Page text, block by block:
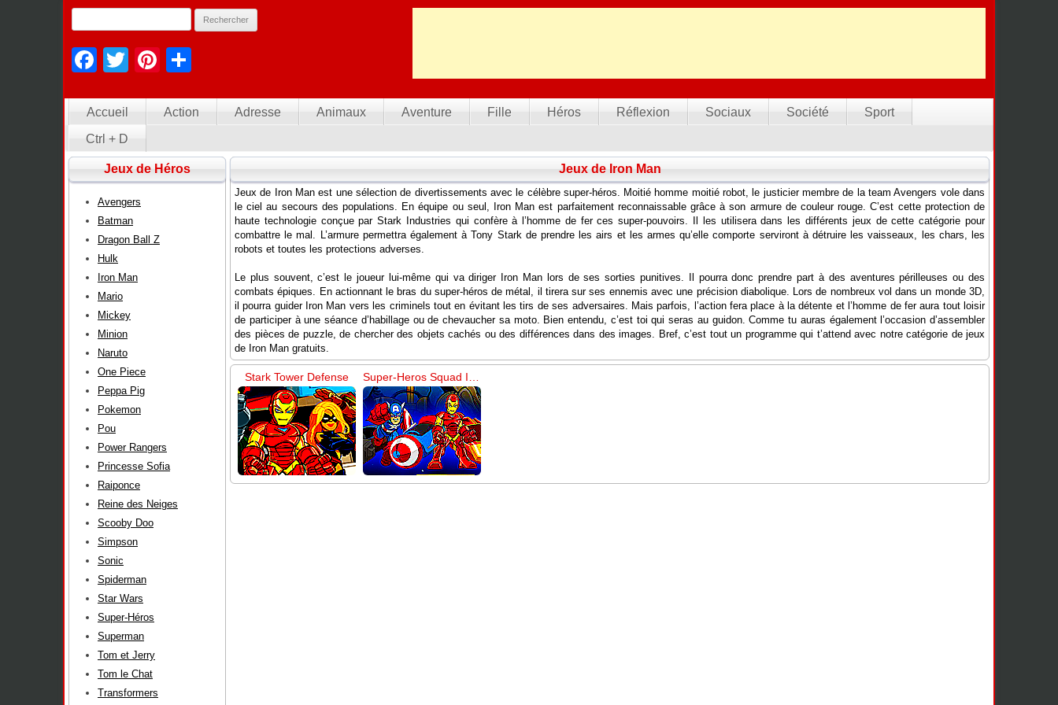
Facebook
TwitterPinterest
Accueil Action Adresse Animaux Aventure Fille Héros Réflexion Sociaux Société
Sport
Ctrl + D
Jeux de Iron Man
Jeux de Iron Man est une sélection de divertissements avec le célèbre super-héros. Moitié homme moitié robot, le justicier membre de la team Avengers vole dans
le ciel au secours des populations. En équipe ou seul, Iron Man est parfaitement reconnaissable grâce à son armure de couleur rouge. C’est cette protection de
haute technologie conçue par Stark Industries qui confère à l’homme de fer ces super-pouvoirs. Il les utilisera dans les différents jeux de cette catégorie pour
combattre le mal. L’armure permettra également à Tony Stark de prendre les airs et les armes qu’elle comporte serviront à détruire les vaisseaux, les chars, les
robots et toutes les protections adverses.
Le plus souvent, c’est le joueur lui-même qui va diriger Iron Man lors de ses sorties punitives. Il pourra donc prendre part à des aventures périlleuses ou des
combats épiques. En actionnant le bras du super-héros de métal, il tirera sur ses ennemis avec une précision diabolique. Lors de nombreux vol dans un monde 3D,
il pourra guider Iron Man vers les criminels tout en évitant les tirs de ses adversaires. Mais parfois, l’action fera place à la détente et l’homme de fer aura tout loisir
de participer à une séance d’habillage ou de chevaucher sa moto. Bien entendu, c’est toi qui seras au guidon. Comme tu auras également l’occasion d’assembler
des pièces de puzzle, de chercher des objets cachés ou des différences dans des images. Bref, c’est tout un programme qui t’attend avec notre catégorie de jeux
de Iron Man gratuits.
Stark Tower Defense
Jeux de Héros
Avengers
Batman
Dragon Ball Z
Hulk
Iron Man
Mario
Mickey
Minion
Naruto
One Piece
Peppa Pig
Pokemon
Pou
Power Rangers
Princesse Sofia
Raiponce
Reine des Neiges
Scooby Doo
Simpson
Sonic
Spiderman
Star Wars
Super-Héros
Superman
Tom et Jerry
Tom le Chat
Transformers